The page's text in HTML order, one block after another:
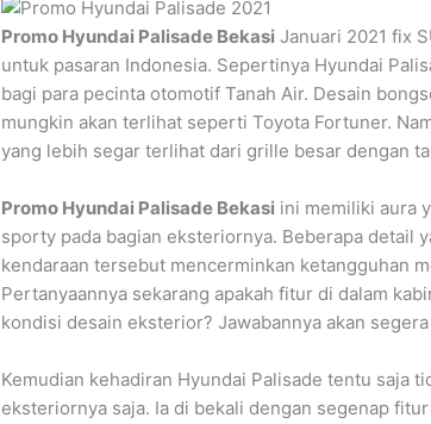
Promo Hyundai Palisade Bekasi Januari 2021 fix
untuk pasaran Indonesia. Sepertinya Hyundai
bagi para pecinta otomotif Tanah Air. Desain
mungkin akan terlihat seperti Toyota Fortuner.
yang lebih segar terlihat dari grille besar dengan
Promo Hyundai Palisade Bekasi ini memiliki aura
sporty pada bagian eksteriornya. Beberapa detail
kendaraan tersebut mencerminkan ketangguhan
Pertanyaannya sekarang apakah fitur di dalam
kondisi desain eksterior? Jawabannya akan
Kemudian kehadiran Hyundai Palisade tentu saja
eksteriornya saja. Ia di bekali dengan segenap